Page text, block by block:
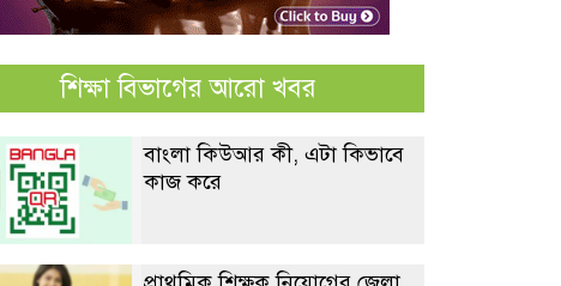
শিক্ষা বিভাগের আরো খবর
বাংলা কিউআর কী, এটা কিভাবে
কাজ করে